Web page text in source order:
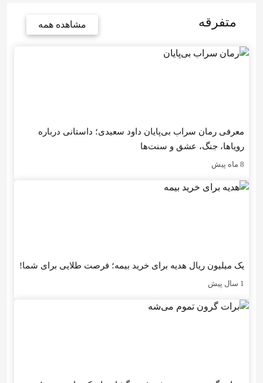
متفرقه مشاهده همه
معرفی رمان سراب بی‌پایان داود سعیدی؛ داستانی درباره
رویاها، جنگ، عشق و سنت‌ها
8 ماه پیش
یک میلیون ریال هدیه برای خرید بیمه؛ فرصت طلایی برای شما!
1 سال پیش